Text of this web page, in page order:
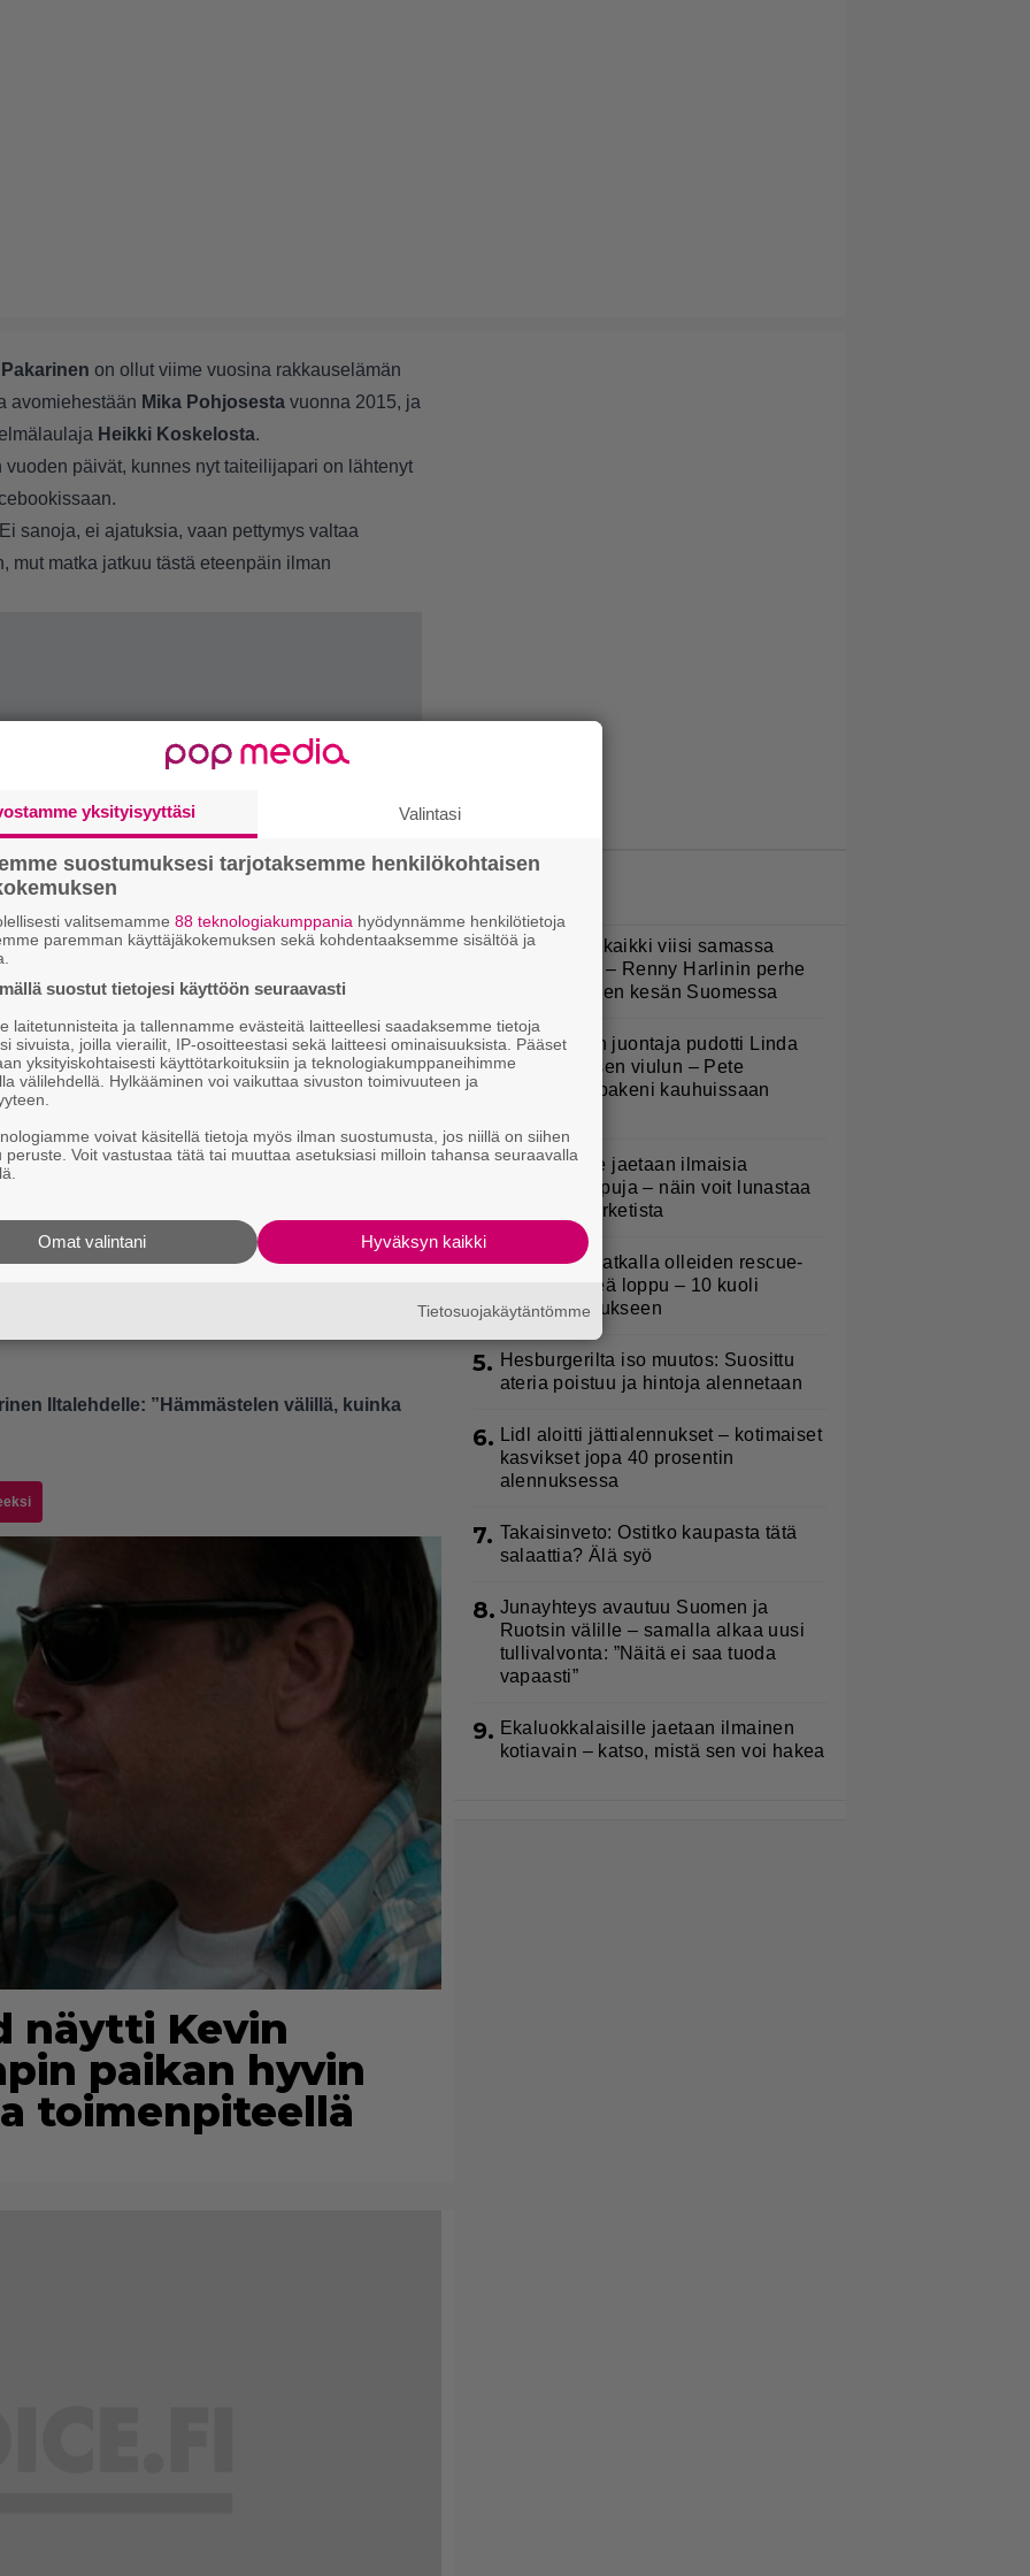
on ollut viime vuosina rakkauselämän
avomiehestään Mika Pohjosesta vuonna 2015, ja
Heikki Koskelosta.
päivät, kunnes nyt taiteilijapari on lähtenyt
sanoja, ei ajatuksia, vaan pettymys valtaa
mut matka jatkuu tästä eteenpäin ilman
Iltalehdelle: ”Hämmästelen välillä, kuinka
näytti Kevin
paikan hyvin
toimenpiteellä
1. ”Nukuimme kaikki viisi samassa
huoneessa” – Renny Harlinin perhe
vietti unelmien kesän Suomessa
2. Tv-ohjelman juontaja pudotti Linda
Lampeniuksen viulun – Pete
Parkkonen pakeni kauhuissaan
3. Koululaisille jaetaan ilmaisia
heijastinreppuja – näin voit lunastaa
omasi S-marketista
4. Suomeen matkalla olleiden rescue-
koirien hirveä loppu – 10 kuoli
lämpöhalvaukseen
5. Hesburgerilta iso muutos: Suosittu
ateria poistuu ja hintoja alennetaan
6. Lidl aloitti jättialennukset – kotimaiset
kasvikset jopa 40 prosentin
alennuksessa
7. Takaisinveto: Ostitko kaupasta tätä
salaattia? Älä syö
8. Junayhteys avautuu Suomen ja
Ruotsin välille – samalla alkaa uusi
tullivalvonta: ”Näitä ei saa tuoda
vapaasti”
9. Ekaluokkalaisille jaetaan ilmainen
kotiavain – katso, mistä sen voi hakea
yksityisyyttäsi Valintasi
suostumuksesi tarjotaksemme henkilökohtaisen
valitsemamme 88 teknologiakumppania hyödynnämme henkilötietoja
paremman käyttäjäkokemuksen sekä kohdentaaksemme sisältöä ja
suostut tietojesi käyttöön seuraavasti
laitetunnisteita ja tallennamme evästeitä laitteellesi saadaksemme tietoja
sivuista, joilla vierailit, IP-osoitteestasi sekä laitteesi ominaisuuksista. Pääset
yksityiskohtaisesti käyttötarkoituksiin ja teknologiakumppaneihimme
välilehdellä. Hylkääminen voi vaikuttaa sivuston toimivuuteen ja
voivat käsitellä tietoja myös ilman suostumusta, jos niillä on siihen
peruste. Voit vastustaa tätä tai muuttaa asetuksiasi milloin tahansa seuraavalla
Hyväksyn kaikki
Omat valintani
Tietosuojakäytäntömme